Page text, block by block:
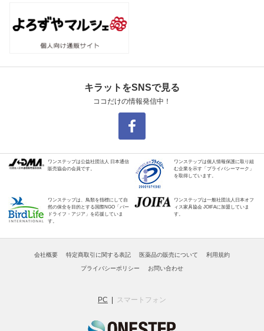
キラットをSNSで見る
ココだけの情報発信中！
ワンステップは公益社団法人 日本通信
販売協会の会員です。
ワンステップは個人情報保護に取り組
む企業を示す「プライバシーマーク」
を取得しています。
ワンステップは、鳥類を指標にして自
然の保全を目的とする国際NGO「バー
ドライフ・アジア」を応援していま
す。
ワンステップは一般社団法人日本オフ
ィス家具協会 JOIFAに加盟していま
す。
会社概要 特定商取引に関する表記 医薬品の販売について 利用規約
プライバシーポリシー お問い合わせ
PC スマートフォン